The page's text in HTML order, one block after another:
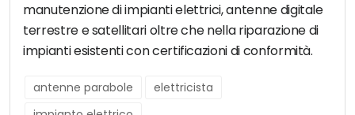
manutenzione di impianti elettrici, antenne digitale
terrestre e satellitari oltre che nella riparazione di
impianti esistenti con certificazioni di conformità.
antenne parabole
elettricista